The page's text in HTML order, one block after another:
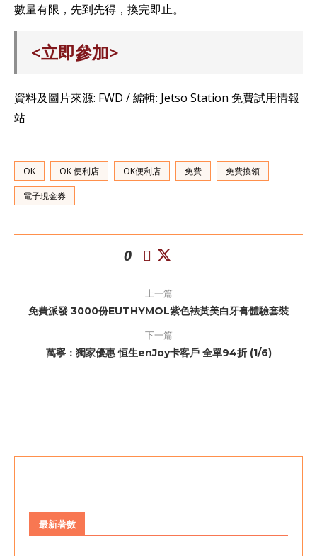
數量有限，先到先得，換完即止。
<立即參加>
資料及圖片來源: FWD / 編輯: Jetso Station 免費試用情報
站
OK OK 便利店 OK便利店 免費 免費換領
電子現金券
0
上一篇
免費派發 3000份EUTHYMOL紫色袪黃美白牙膏體驗套裝
下一篇
萬寧：獨家優惠 恒生enJoy卡客戶 全單94折 (1/6)
最新著數